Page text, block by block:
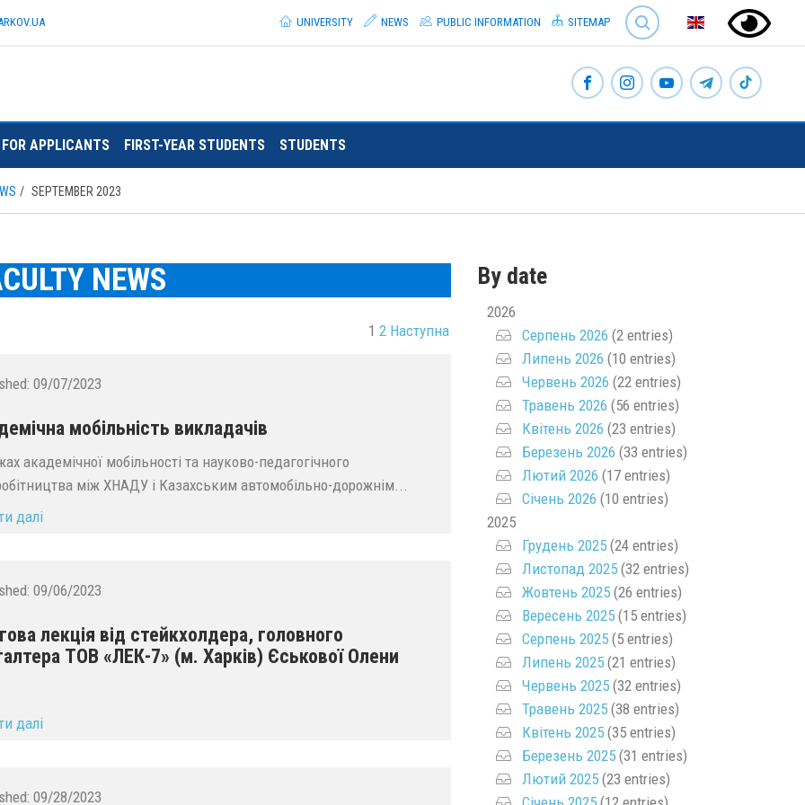
UA
SEARCH
UNIVERSITY
NEWS PUBLIC INFORMATION SITEMAP
FOR APPLICANTS FIRST-YEAR STUDENTS STUDENTS
SEPTEMBER 2023
NEWS
1 2 Наступна
09/07/2023
мобільність викладачів
академічної мобільності та науково-педагогічного
між ХНАДУ і Казахським автомобільно-дорожнім...
далі
09/06/2023
лекція від стейкхолдера, головного
ТОВ «ЛЕК-7» (м. Харків) Єськової Олени
далі
09/28/2023
By date
2026
Серпень 2026 (2 entries)
Липень 2026 (10 entries)
Червень 2026 (22 entries)
Травень 2026 (56 entries)
Квітень 2026 (23 entries)
Березень 2026 (33 entries)
Лютий 2026 (17 entries)
Січень 2026 (10 entries)
2025
Грудень 2025(24 entries)
Листопад 2025(32 entries)
Жовтень 2025(26 entries)
Вересень 2025(15 entries)
Серпень 2025(5 entries)
Липень 2025(21 entries)
Червень 2025(32 entries)
Травень 2025(38 entries)
Квітень 2025(35 entries)
Березень 2025(31 entries)
Лютий 2025(23 entries)